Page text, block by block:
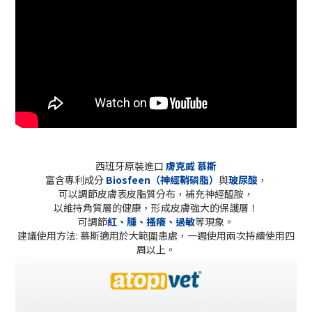
西班牙原裝進口 膚克威 慕斯
富含專利成分 Biosfeen（神經鞘磷脂） 與玻尿酸，
可以調節皮膚表皮脂質分布，補充神經醯胺 ，
以維持角質層的健康，形成皮膚強大的保護層！
可調節紅、腫、搔癢、過敏等現象。
建議使用方法: 慕斯適用於大範圍患處，一週使用兩次持續使用四
周以上。